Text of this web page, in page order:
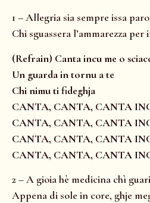
1 – Allegria sia sempre issa
Chi sguassera l’ammarezza
(Refrain) Canta incu me o
Un guarda in tornu a te
Chi nimu ti fideghja
CANTA, CANTA, CANTA
CANTA, CANTA, CANTA
CANTA, CANTA, CANTA
CANTA, CANTA, CANTA
2 – A gioia hè medicina chì
Appena di sole in core, ghje